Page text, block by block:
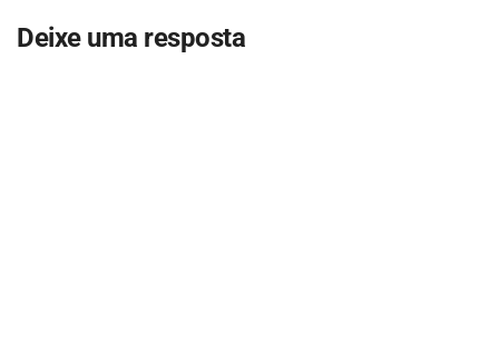
Deixe uma resposta